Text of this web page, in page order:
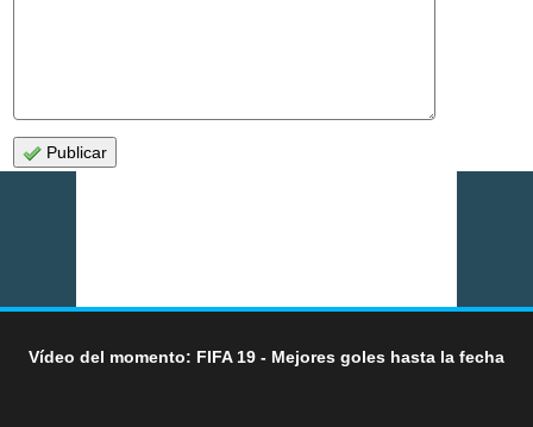
Publicar
Vídeo del momento: FIFA 19 - Mejores goles hasta la fecha